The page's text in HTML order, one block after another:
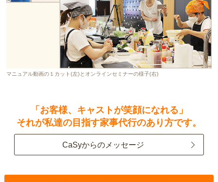
マニュアル動画の１カット(左)とオンラインセミナーの様子(右)
「お客様、キャストが笑顔になれる」
それが私達の目指す家事代行のあり方です。
CaSyからのメッセージ